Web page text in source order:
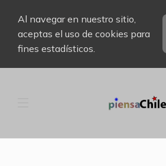
Al navegar en nuestro sitio,
aceptas el uso de cookies para
fines estadísticos.